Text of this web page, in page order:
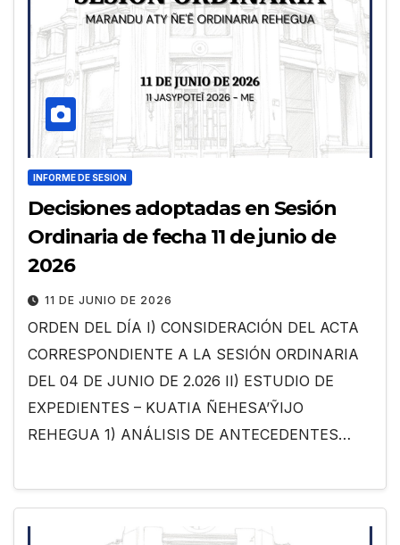
INFORME DE SESION
Decisiones adoptadas en Sesión
Ordinaria de fecha 11 de junio de
2026
11 DE JUNIO DE 2026
ORDEN DEL DÍA I) CONSIDERACIÓN DEL ACTA
CORRESPONDIENTE A LA SESIÓN ORDINARIA
DEL 04 DE JUNIO DE 2.026 II) ESTUDIO DE
EXPEDIENTES – KUATIA ÑEHESA’ỸIJO
REHEGUA 1) ANÁLISIS DE ANTECEDENTES…